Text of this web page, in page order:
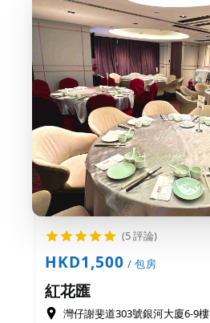
(5 評論)
HKD1,500 / 包房
紅花匯
灣仔謝斐道303號銀河大廈6-9樓